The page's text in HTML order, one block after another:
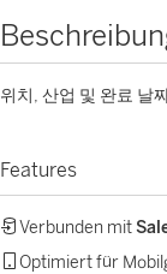
위치, 산업 및 완료 날
Features
Verbunden mit
Optimiert für